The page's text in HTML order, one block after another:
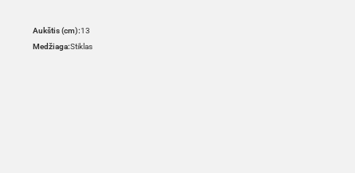
Aukštis (cm):13
Medžiaga:Stiklas